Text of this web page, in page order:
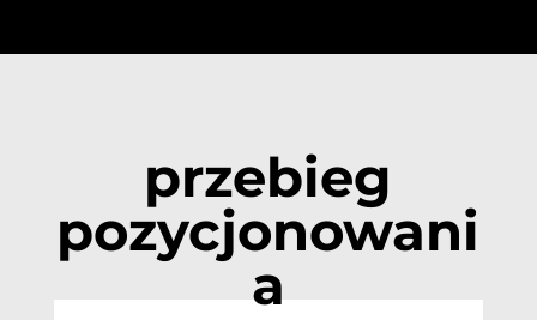
przebieg
pozycjonowani
a